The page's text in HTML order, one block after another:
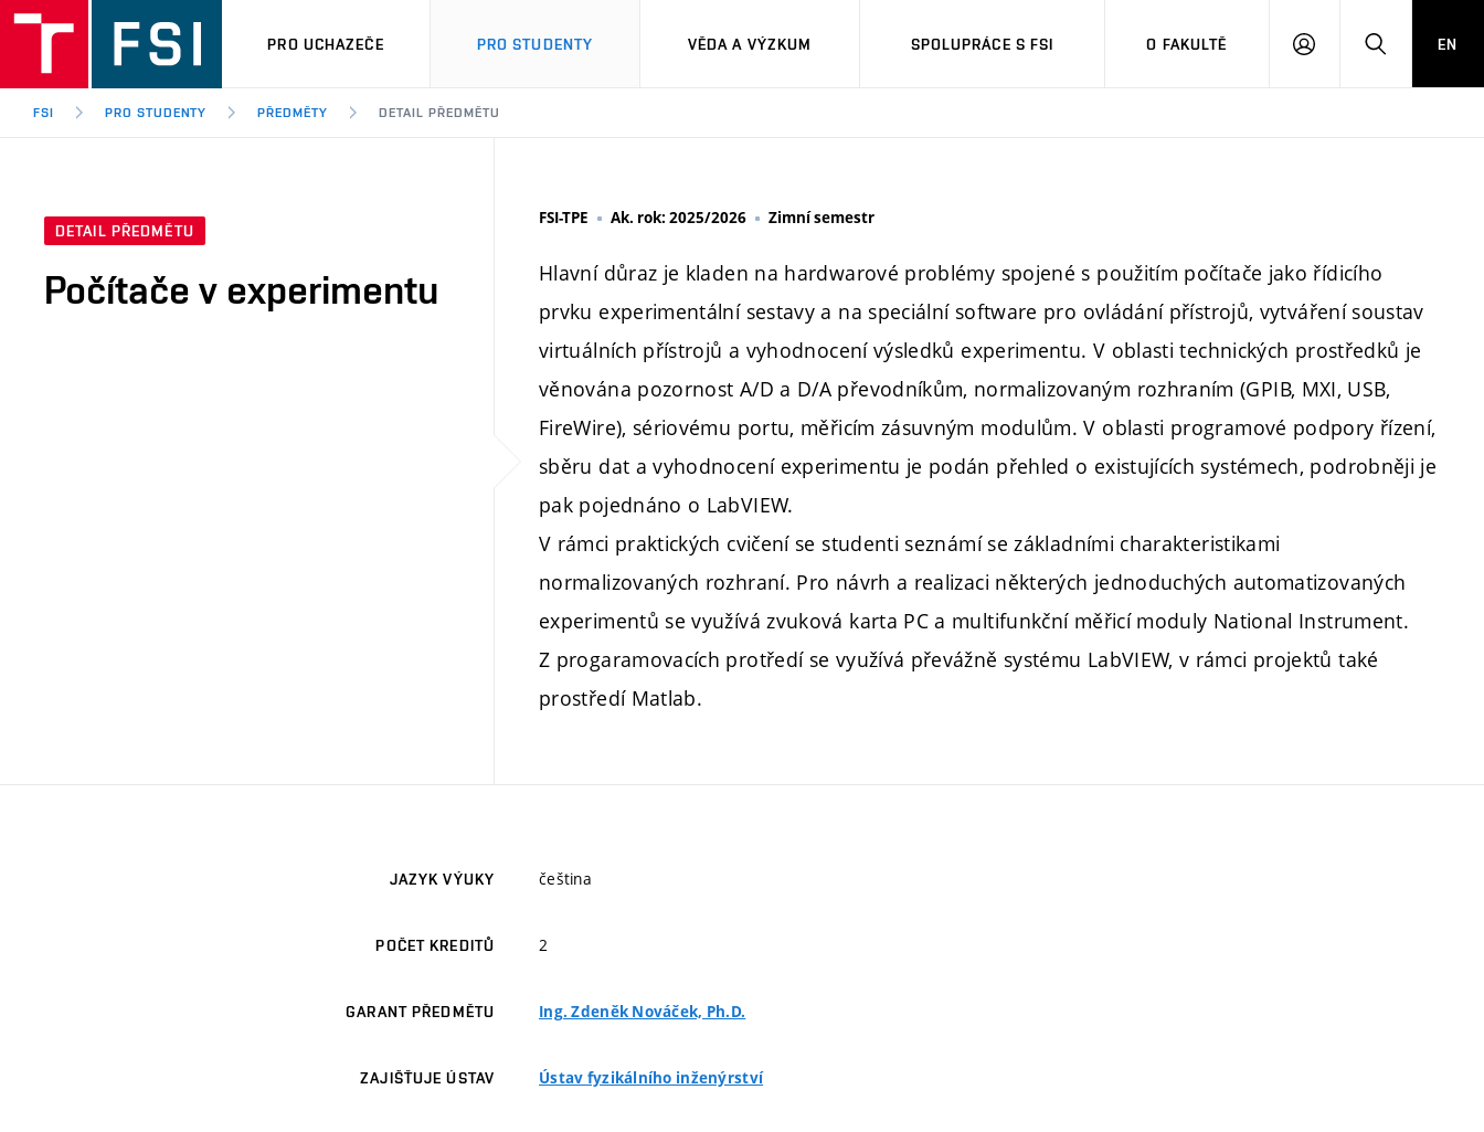
PRO UCHAZEČE PRO STUDENTY VĚDA A VÝZKUM SPOLUPRÁCE S FSI O FAKULTĚ
PŘIHLÁŠENÍHLEDAT
EN
FSI PRO STUDENTY PŘEDMĚTY DETAIL PŘEDMĚTU
DETAIL PŘEDMĚTU
Počítače v experimentu
FSI-TPE Ak. rok: 2025/2026 Zimní semestr
Hlavní důraz je kladen na hardwarové problémy spojené s použitím počítače jako řídicího
prvku experimentální sestavy a na speciální software pro ovládání přístrojů, vytváření soustav
virtuálních přístrojů a vyhodnocení výsledků experimentu. V oblasti technických prostředků je
věnována pozornost A/D a D/A převodníkům, normalizovaným rozhraním (GPIB, MXI, USB,
FireWire), sériovému portu, měřicím zásuvným modulům. V oblasti programové podpory řízení,
sběru dat a vyhodnocení experimentu je podán přehled o existujících systémech, podrobněji je
pak pojednáno o LabVIEW.
V rámci praktických cvičení se studenti seznámí se základními charakteristikami
normalizovaných rozhraní. Pro návrh a realizaci některých jednoduchých automatizovaných
experimentů se využívá zvuková karta PC a multifunkční měřicí moduly National Instrument.
Z progaramovacích protředí se využívá převážně systému LabVIEW, v rámci projektů také
prostředí Matlab.
JAZYK VÝUKY čeština
POČET KREDITŮ 2
GARANT PŘEDMĚTU Ing. Zdeněk Nováček, Ph.D.
ZAJIŠŤUJE ÚSTAV Ústav fyzikálního inženýrství